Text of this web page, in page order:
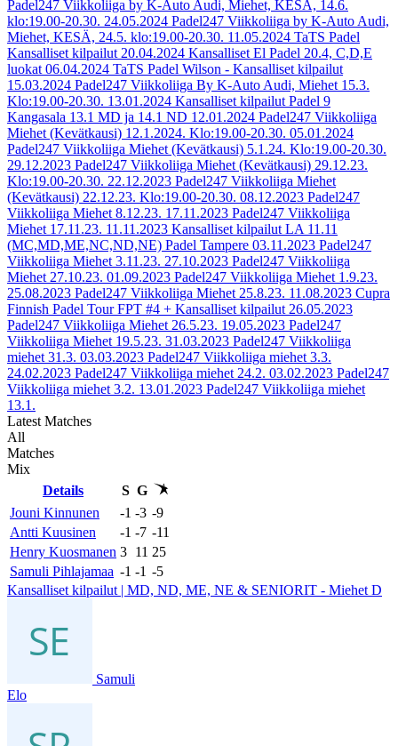
Padel247 Viikkoliiga by K-Auto Audi, Miehet, KESÄ, 14.6.
klo:19.00-20.30. 24.05.2024 Padel247 Viikkoliiga by K-Auto Audi,
Miehet, KESÄ, 24.5. klo:19.00-20.30. 11.05.2024 TaTS Padel
Kansalliset kilpailut 20.04.2024 Kansalliset El Padel 20.4, C,D,E
luokat 06.04.2024 TaTS Padel Wilson - Kansalliset kilpailut
15.03.2024 Padel247 Viikkoliiga By K-Auto Audi, Miehet 15.3.
Klo:19.00-20.30. 13.01.2024 Kansalliset kilpailut Padel 9
Kangasala 13.1 MD ja 14.1 ND 12.01.2024 Padel247 Viikkoliiga
Miehet (Kevätkausi) 12.1.2024. Klo:19.00-20.30. 05.01.2024
Padel247 Viikkoliiga Miehet (Kevätkausi) 5.1.24. Klo:19.00-20.30.
29.12.2023 Padel247 Viikkoliiga Miehet (Kevätkausi) 29.12.23.
Klo:19.00-20.30. 22.12.2023 Padel247 Viikkoliiga Miehet
(Kevätkausi) 22.12.23. Klo:19.00-20.30. 08.12.2023 Padel247
Viikkoliiga Miehet 8.12.23. 17.11.2023 Padel247 Viikkoliiga
Miehet 17.11.23. 11.11.2023 Kansalliset kilpailut LA 11.11
(MC,MD,ME,NC,ND,NE) Padel Tampere 03.11.2023 Padel247
Viikkoliiga Miehet 3.11.23. 27.10.2023 Padel247 Viikkoliiga
Miehet 27.10.23. 01.09.2023 Padel247 Viikkoliiga Miehet 1.9.23.
25.08.2023 Padel247 Viikkoliiga Miehet 25.8.23. 11.08.2023 Cupra
Finnish Padel Tour FPT #4 + Kansalliset kilpailut 26.05.2023
Padel247 Viikkoliiga Miehet 26.5.23. 19.05.2023 Padel247
Viikkoliiga Miehet 19.5.23. 31.03.2023 Padel247 Viikkoliiga
miehet 31.3. 03.03.2023 Padel247 Viikkoliiga miehet 3.3.
24.02.2023 Padel247 Viikkoliiga miehet 24.2. 03.02.2023 Padel247
Viikkoliiga miehet 3.2. 13.01.2023 Padel247 Viikkoliiga miehet
13.1.
Latest Matches
All
Matches
Mix
Details
S G
Jouni Kinnunen
-1 -3 -9
Antti Kuusinen
-1 -7 -11
Henry Kuosmanen 3 11 25
Samuli Pihlajamaa -1 -1 -5
Kansalliset kilpailut | MD, ND, ME, NE & SENIORIT - Miehet D
Samuli
Elo